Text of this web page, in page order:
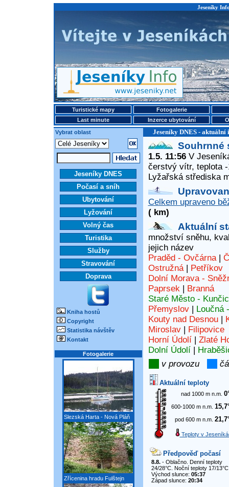
Jeseníky
Turistické mapy
Fotogalerie
Last minute
Inzerce ubytování
Vybrat oblast
Jeseníky DNES - aktuální
Jeseníky DNES
Počasí a sníh
Ubytování
Lyžování
Volný čas
Turistika
Služby
Stravování
Doprava
Kniha hostů
Copyright
Statistika návštěv
Kontakt
Fotogalerie
Slezská Harta - Nová Pláň
Zřícenina hradu Fulštejn
Souhrnné
1.5. 11:56V
čerstvý vítr, teplota
Lyžařská střediska
Celkem upraveno
( km)
Aktuální
množství sněhu,
jejich název
Praděd - Ovčárna|
Ostružná| Petříkov
Dolní Morava -
Paprsek| Branná
Staré Město -
Přemyslov| Loučná
Kouty nad Desnou|
Miroslav| Filipovice
Horní Údolí| Zlaté
Dolní Údolí|
v provozu
Aktuální teploty
nad 1000 m n.m.
600-1000 m n.m.
pod 600 m n.m.
Teploty v
Předpověď počasí
8.8.- Oblačno. Denní teploty
24/28°C. Noční teploty 17/
Východ slunce: 05:37
Západ slunce: 20:34